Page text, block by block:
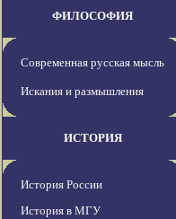
ФИЛОСОФИЯ
Современная русская мысль
Искания и размышления
ИСТОРИЯ
История России
История в МГУ